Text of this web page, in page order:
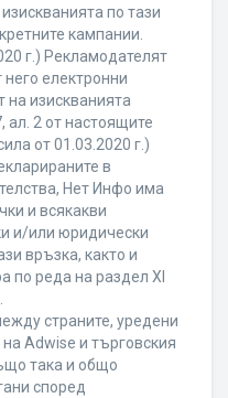
по тази
кампании.
г.) Рекламодателят
него електронни
изискванията
ал. 2 от настоящите
от 01.03.2020 г.)
в
Нет Инфо има
и всякакви
и/или юридически
връзка, както и
по реда на раздел XI
страните, уредени
Adwise и търговския
така и общо
според